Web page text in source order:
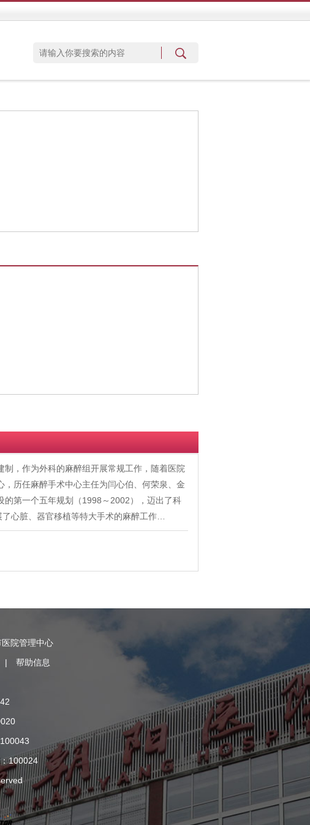
，作为外科的麻醉组开展常规工作，随着医院
历任麻醉手术中心主任为闫心伯、何荣泉、金
的第一个五年规划（1998～2002），迈出了科
心脏、器官移植等特大手术的麻醉工作…
院管理中心
|
帮助信息
100024